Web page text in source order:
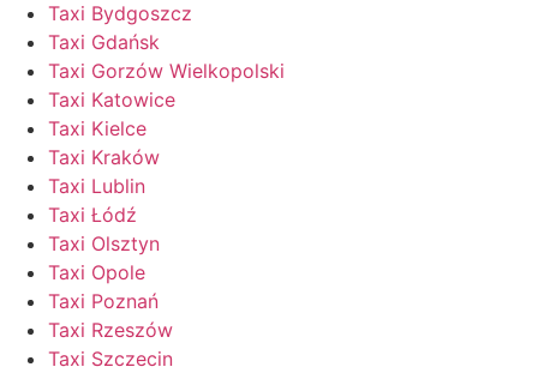
Taxi Bydgoszcz
Taxi Gdańsk
Taxi Gorzów Wielkopolski
Taxi Katowice
Taxi Kielce
Taxi Kraków
Taxi Lublin
Taxi Łódź
Taxi Olsztyn
Taxi Opole
Taxi Poznań
Taxi Rzeszów
Taxi Szczecin